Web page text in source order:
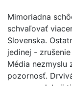
Mimoriadna
schvaľovať
Slovenska.
jedinej -
Média nezmyslu
pozornosť.